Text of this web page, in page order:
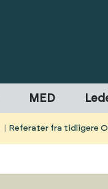
MED
Referater fra tidligere